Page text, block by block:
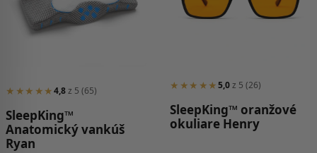
★★★★★4,8z 5 (65)
SleepKing™
Anatomický vankúš
Ryan
★★★★★5,0z 5 (26)
SleepKing™ oranžové
okuliare Henry